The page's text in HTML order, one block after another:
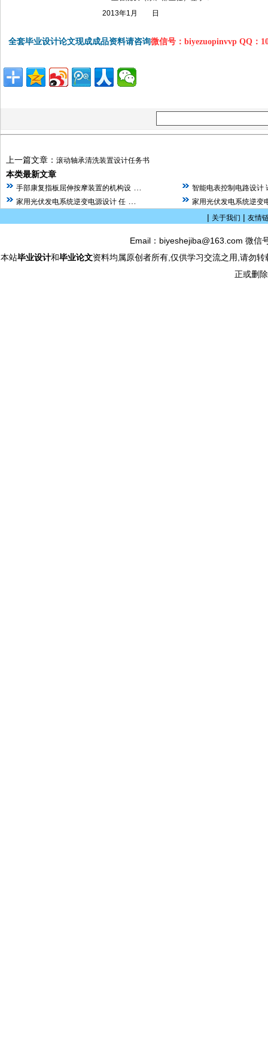
2013年1月 日
全套毕业设计论文现成成品资料请咨询微信号：biyezuopinvvp QQ
上一篇文章： 滚动轴承清洗装置设计任务书
本类最新文章
手部康复指板屈伸按摩装置的机构设
智能电表控制电路设计
家用光伏发电系统逆变电源设计 任
家用光伏发电系统逆变
| 关于我们 | 友情
Email：biyeshejiba@163.com 微
本站毕业设计和毕业论文资料均属原创者所有,仅供学习交流之用,请勿
正或删